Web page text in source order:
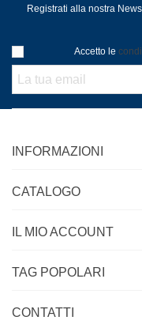
Registrati alla nostra
Accetto le
INFORMAZIONI
CATALOGO
IL MIO ACCOUNT
TAG POPOLARI
CONTATTI